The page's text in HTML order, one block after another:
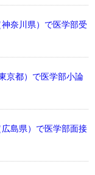
奈川県）で医学部受
京都）で医学部小論
島県）で医学部面接